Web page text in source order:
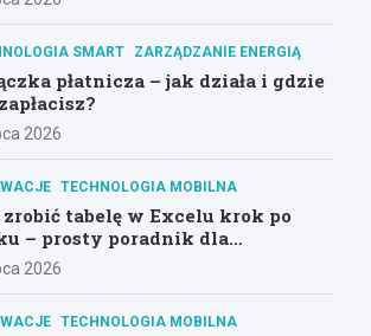
SMART ZARZĄDZANIE ENERGIĄ
płatnicza – jak działa i gdzie
2026
TECHNOLOGIA MOBILNA
tabelę w Excelu krok po
– prosty poradnik dla
2026
TECHNOLOGIA MOBILNA